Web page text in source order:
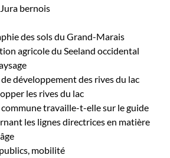
bernois
des sols du Grand-Marais
agricole du Seeland occidental
développement des rives du lac
les rives du lac
travaille-t-elle sur le guide
les lignes directrices en matière
mobilité